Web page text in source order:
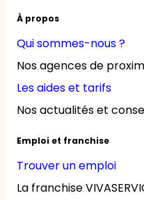
À propos
Qui sommes-nous ?
Nos agences de
Les aides et tarifs
Nos actualités et
Emploi et franchise
Trouver un emploi
La franchise